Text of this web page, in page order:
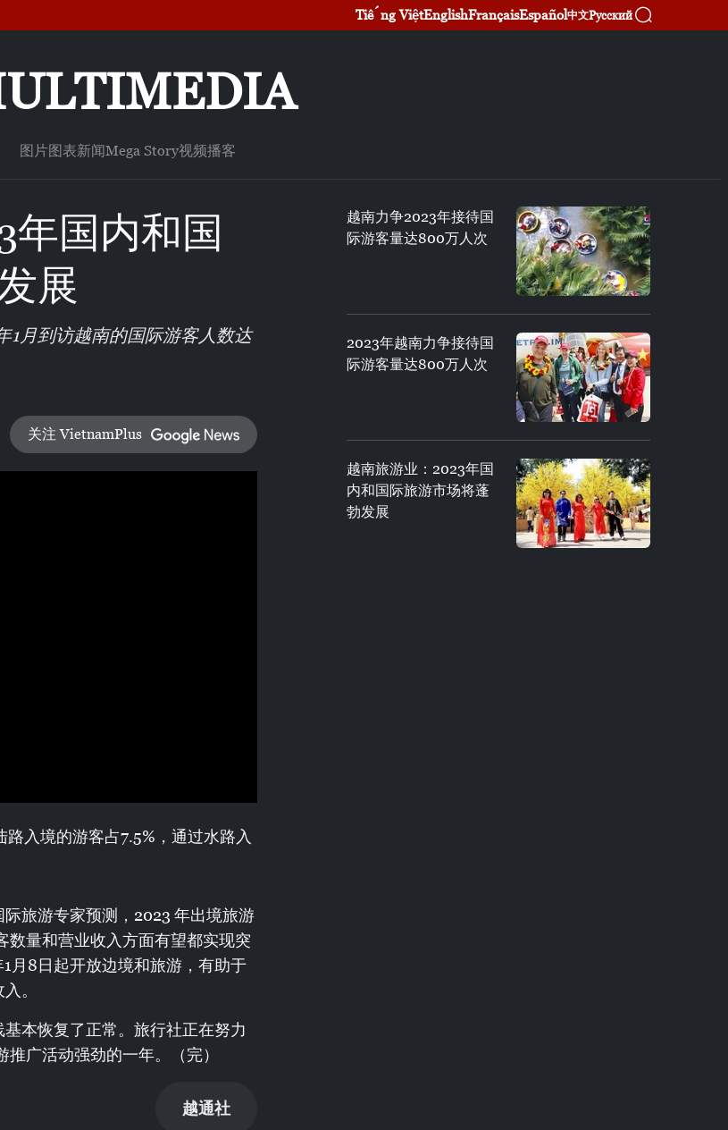
Tiếng ViệtEnglishFrançaisEspañol中文Русский
图片图表新闻Mega Story视频播客
年国内和国
展
1月到访越南的国际游客人数达
关注 VietnamPlus
入境的游客占7.5%，通过水路入
旅游专家预测，2023 年出境旅游
数量和营业收入方面有望都实现突
月8日起开放边境和旅游，有助于
。
本恢复了正常。旅行社正在努力
广活动强劲的一年。（完）
越通社
越南力争2023年接待国
际游客量达800万人次
2023年越南力争接待国
际游客量达800万人次
越南旅游业：2023年国
内和国际旅游市场将蓬
勃发展